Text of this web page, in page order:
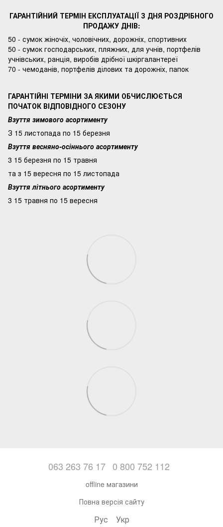
ГАРАНТІЙНИЙ ТЕРМІН ЕКСПЛУАТАЦІЇ З ДНЯ РОЗДРІБНОГО
ПРОДАЖУ ДНІВ:
50 - сумок жіночіх, чоловічних, дорожніх, спортивних
50 - сумок господарських, пляжних, для учнів, портфелів
учнівських, ранція, виробів дрібної шкіргалантереї
70 - чемоданів, портфелів ділових та дорожніх, папок
ГАРАНТІЙНІ ТЕРМІНИ ЗА ЯКИМИ ОБЧИСЛЮЄТЬСЯ
ПОЧАТОК ВІДПОВІДНОГО СЕЗОНУ
Взуття зимового асортименту
З 15 листопада по 15 березня
Взуття весняно-осіннього асортименту
3 15 березня по 15 травня
та з 15 вересня по 15 листопада
Взуття літнього асортименту
3 15 травня по 15 вересня
063 263 76 17 0 800 752 112
offline магазини
Повна версія сайту
Рус Укр